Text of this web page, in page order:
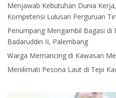
Menjawab Kebutuhan Dunia
Kompetensi Lulusan Perguruan
Penumpang Mengambil Bagasi di
Badaruddin II, Palembang
Warga Memancing di Kawasan
Menikmati Pesona Laut di Tepi